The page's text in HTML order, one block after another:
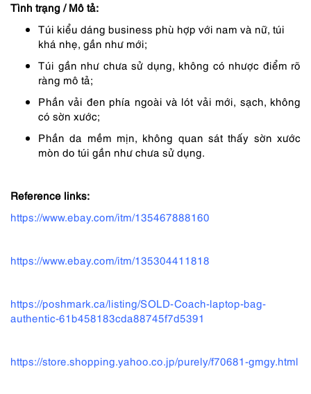
Tình trạng / Mô tả:
Túi kiểu dáng business phù hợp với nam và nữ, túi
khá nhẹ, gần như mới;
Túi gần như chưa sử dụng, không có nhược điểm rõ
ràng mô tả;
Phần vải đen phía ngoài và lót vải mới, sạch, không
có sờn xước;
Phần da mềm mịn, không quan sát thấy sờn xước
mòn do túi gần như chưa sử dụng.
Reference links:
https://www.ebay.com/itm/135467888160
https://www.ebay.com/itm/135304411818
https://poshmark.ca/listing/SOLD-Coach-laptop-bag-
authentic-61b458183cda88745f7d5391
https://store.shopping.yahoo.co.jp/purely/f70681-gmgy.html